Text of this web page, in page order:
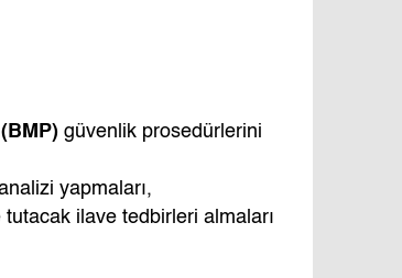
güvenlik prosedürlerini
yapmaları,
ilave tedbirleri almaları